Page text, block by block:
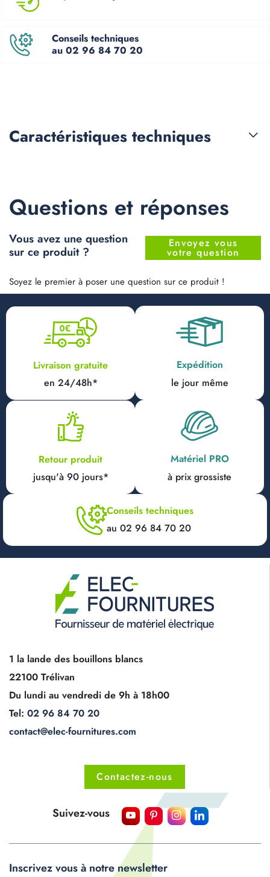
Conseils techniques
au 02 96 84 70 20
Caractéristiques techniques
Questions et réponses
Vous avez une question
sur ce produit ?
Envoyez vous
votre question
Soyez le premier à poser une question sur ce produit !
Livraison gratuite
en 24/48h*
Expédition
le jour même
Retour produit
jusqu'à 90 jours*
Matériel PRO
à prix grossiste
Conseils techniques
au 02 96 84 70 20
1 la lande des bouillons blancs
22100 Trélivan
Du lundi au vendredi de 9h à 18h00
Tel: 02 96 84 70 20
contact@elec-fournitures.com
Contactez-nous
Suivez-vous
Inscrivez vous à notre newsletter